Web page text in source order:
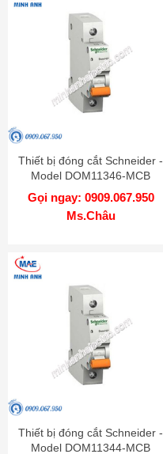
Thiết bị đóng cắt Schneider -
Model DOM11346-MCB
Gọi ngay: 0909.067.950
Ms.Châu
Thiết bị đóng cắt Schneider -
Model DOM11344-MCB